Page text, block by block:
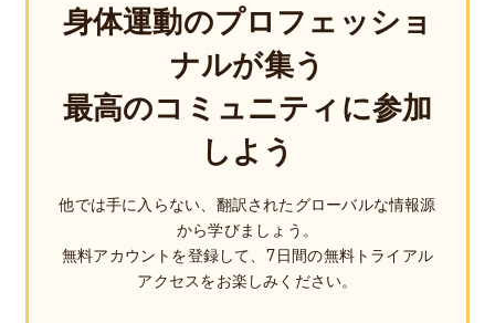
身体運動のプロフェッショ
ナルが集う
最高のコミュニティに参加
しよう
他では手に入らない、翻訳されたグローバルな情報源
から学びましょう。
無料アカウントを登録して、7日間の無料トライアル
アクセスをお楽しみください。